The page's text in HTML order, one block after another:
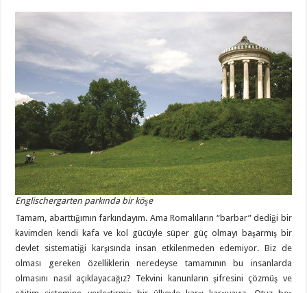
Englischergarten parkında bir köşe
Tamam, abarttığımın farkındayım. Ama Romalıların “barbar” dediği bir
kavimden kendi kafa ve kol gücüyle süper güç olmayı başarmış bir
devlet sistematiği karşısında insan etkilenmeden edemiyor. Biz de
olması gereken özelliklerin neredeyse tamamının bu insanlarda
olmasını nasıl açıklayacağız? Tekvini kanunların şifresini çözmüş ve